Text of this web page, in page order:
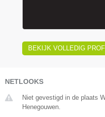
BEKIJK VOLLEDIG
NETLOOKS
Niet gevestigd in de plaats
Henegouwen.